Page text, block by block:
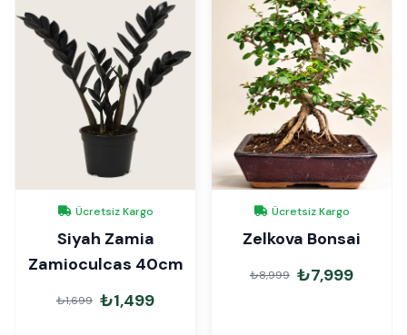
Ücretsiz Kargo
Siyah Zamia
Zamioculcas 40cm
₺1,699 ₺1,499
Ücretsiz Kargo
Zelkova Bonsai
₺8,999 ₺7,999